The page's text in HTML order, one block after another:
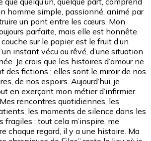
homme simple, passionné, animé par
un pont entre les cœurs. Mon
parfaite, mais elle est honnête.
sur le papier est le fruit d’un
instant vécu ou rêvé, d’une situation
Je crois que les histoires d’amour ne
des fictions ; elles sont le miroir de nos
de nos espoirs. Aujourd’hui, je
en exerçant mon métier d’infirmier.
Mes rencontres quotidiennes, les
les moments de silence dans les
fragiles : tout cela m’inspire, me
chaque regard, il y a une histoire. Ma